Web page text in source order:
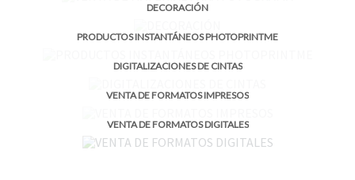
DECORACIÓN
PRODUCTOS INSTANTÁNEOS PHOTOPRINTME
DIGITALIZACIONES DE CINTAS
VENTA DE FORMATOS IMPRESOS
VENTA DE FORMATOS DIGITALES